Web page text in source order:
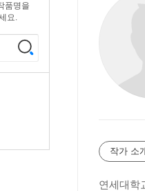
품명을
요.
작가 소
연세대학